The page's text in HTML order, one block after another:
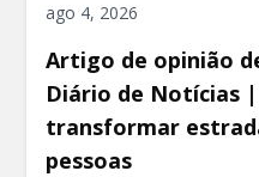
ago 4, 2026
Artigo de opinião
Diário de Notícias
transformar
pessoas